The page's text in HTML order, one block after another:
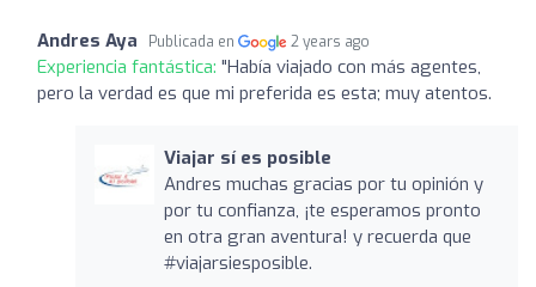
Andres Aya Publicada en 2 years ago
Experiencia fantástica: "Había viajado con más agentes,
pero la verdad es que mi preferida es esta; muy atentos.
Viajar sí es posible
Andres muchas gracias por tu opinión y
por tu confianza, ¡te esperamos pronto
en otra gran aventura! y recuerda que
#viajarsiesposible.